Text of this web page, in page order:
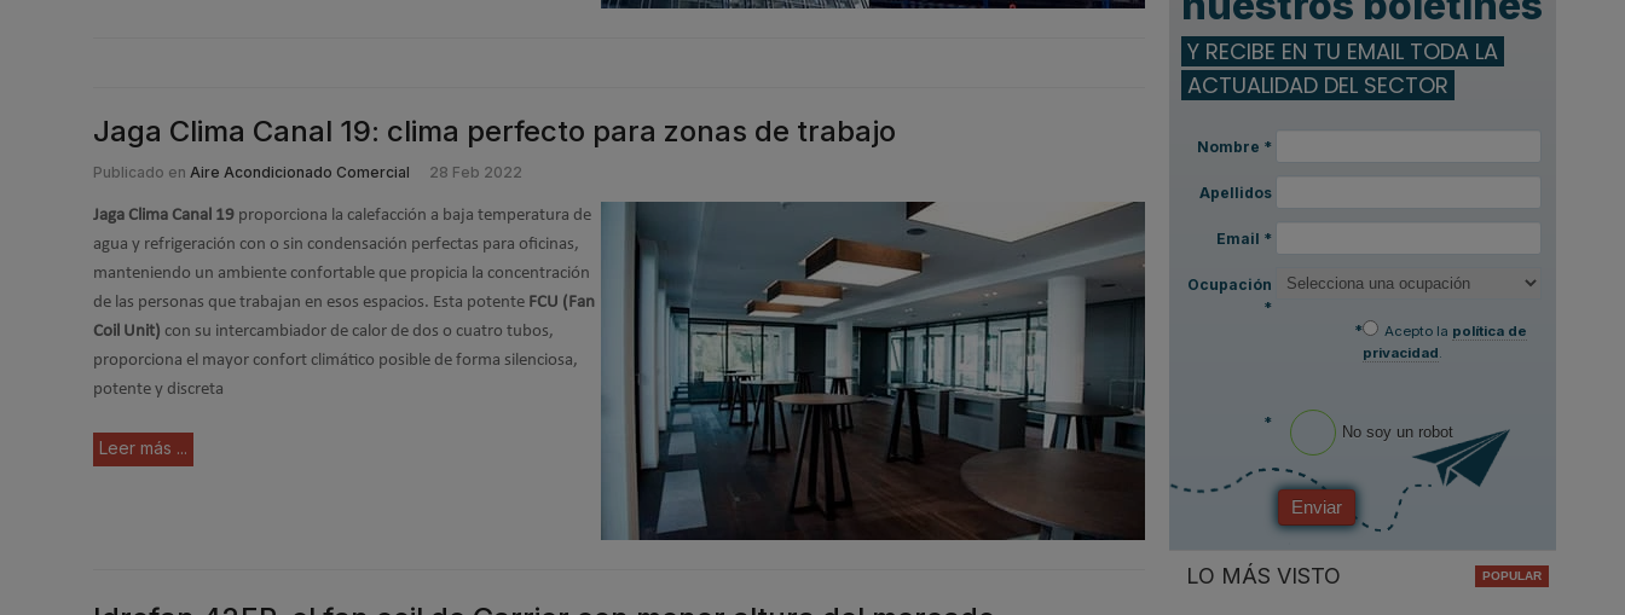
Jaga Clima Canal 19: clima perfecto para zonas de trabajo
Publicado en Aire Acondicionado Comercial 28 Feb 2022
Jaga Clima Canal 19 proporciona la calefacción a baja temperatura de
agua y refrigeración con o sin condensación perfectas para oficinas,
manteniendo un ambiente confortable que propicia la concentración
de las personas que trabajan en esos espacios. Esta potente FCU (Fan
Coil Unit) con su intercambiador de calor de dos o cuatro tubos,
proporciona el mayor confort climático posible de forma silenciosa,
potente y discreta
Leer más ...
Y RECIBE EN TU EMAIL TODA LA
ACTUALIDAD DEL SECTOR
Nombre *
Apellidos
Email *
Ocupación
*
*
Acepto la política de
privacidad.
* No soy un robot
Enviar
LO MÁS VISTO